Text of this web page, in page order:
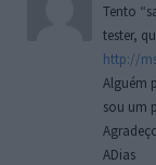
Tento
tester,
http://
Alguém
sou um
ADias